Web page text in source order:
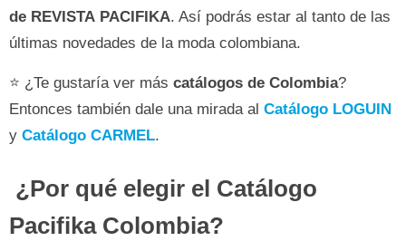
de REVISTA PACIFIKA. Así podrás estar al tanto de las
últimas novedades de la moda colombiana.
⭐ ¿Te gustaría ver más catálogos de Colombia?
Entonces también dale una mirada al Catálogo LOGUIN
y Catálogo CARMEL.
¿Por qué elegir el Catálogo
Pacifika Colombia?